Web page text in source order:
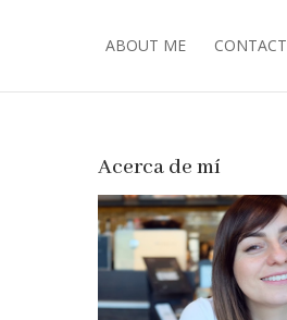
ABOUT ME CONTACT
Acerca de mí